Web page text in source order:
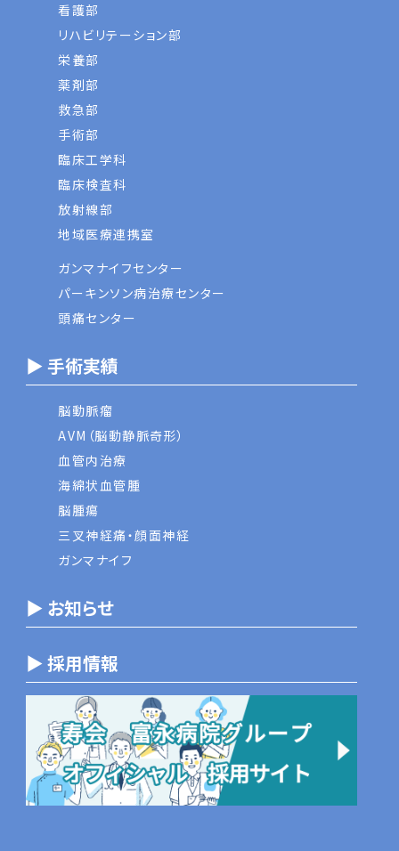
看護部
リハビリテーション部
栄養部
薬剤部
救急部
手術部
臨床工学科
臨床検査科
放射線部
地域医療連携室
ガンマナイフセンター
パーキンソン病治療センター
頭痛センター
▶ 手術実績
脳動脈瘤
AVM（脳動静脈奇形）
血管内治療
海綿状血管腫
脳腫瘍
三叉神経痛・顔面神経
ガンマナイフ
▶ お知らせ
▶ 採用情報